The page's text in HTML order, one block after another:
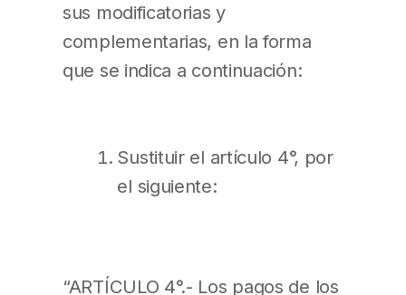
sus modificatorias y
complementarias, en la forma
que se indica a continuación:
Sustituir el artículo 4°, por
el siguiente:
“ARTÍCULO 4°.- Los pagos de los